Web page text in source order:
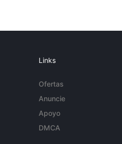
Links
Ofertas
Anuncie
Apoyo
DMCA